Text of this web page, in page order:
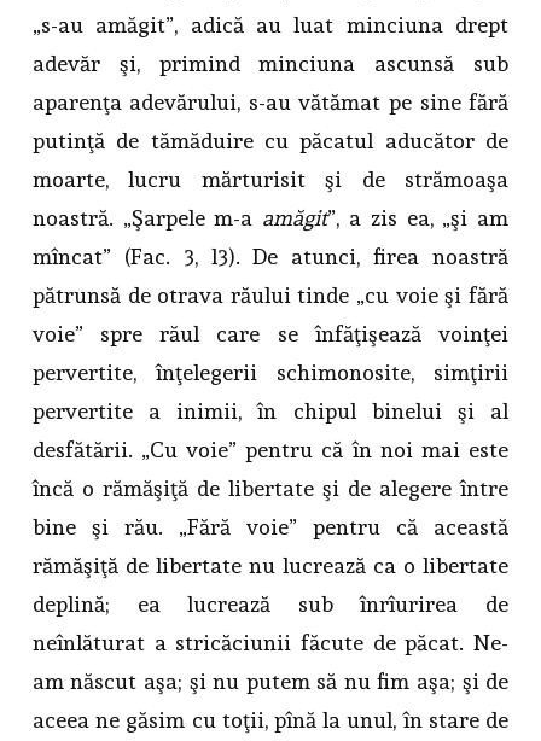
„s-au amăgit”, adică au luat minciuna drept
adevăr şi, primind minciuna ascunsă sub
aparenţa adevărului, s-au vătămat pe sine fără
putinţă de tămăduire cu păcatul aducător de
moarte, lucru mărturisit şi de strămoaşa
noastră. „Şarpele m-a amăgit”, a zis ea, „şi am
mîncat” (Fac. 3, l3). De atunci, firea noastră
pătrunsă de otrava răului tinde „cu voie şi fără
voie” spre răul care se înfăţişează voinţei
pervertite, înţelegerii schimonosite, simţirii
pervertite a inimii, în chipul binelui şi al
desfătării. „Cu voie” pentru că în noi mai este
încă o rămăşiţă de libertate şi de alegere între
bine şi rău. „Fără voie” pentru că această
rămăşiţă de libertate nu lucrează ca o libertate
deplină; ea lucrează sub înrîurirea de
neînlăturat a stricăciunii făcute de păcat. Ne-
am născut aşa; şi nu putem să nu fim aşa; şi de
aceea ne găsim cu toţii, pînă la unul, în stare de